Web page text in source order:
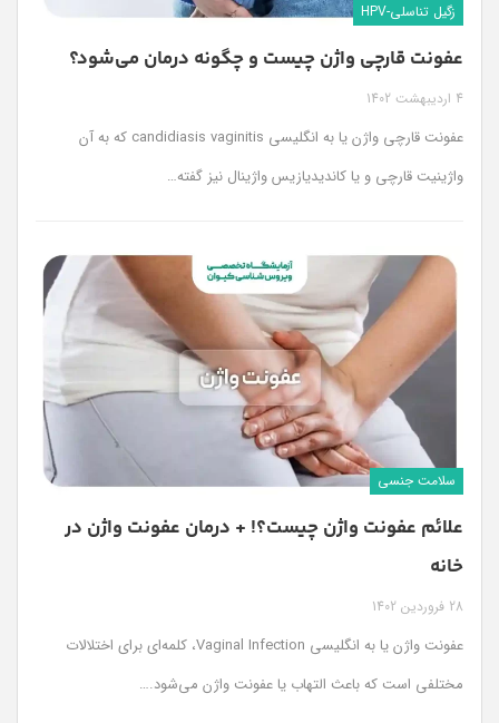
زگیل تناسلی-HPV
عفونت قارچی واژن چیست و چگونه درمان می‌شود؟
4 اردیبهشت 1402
عفونت قارچی واژن یا به انگلیسی candidiasis vaginitis که به آن
واژینیت قارچی و یا کاندیدیازیس واژینال نیز گفته…
سلامت جنسی
علائم عفونت واژن چیست؟! + درمان عفونت واژن در
خانه
28 فروردین 1402
عفونت واژن یا به انگلیسی Vaginal Infection، کلمه‌ای برای اختلالات
مختلفی است که باعث التهاب یا عفونت واژن می‌شود.…